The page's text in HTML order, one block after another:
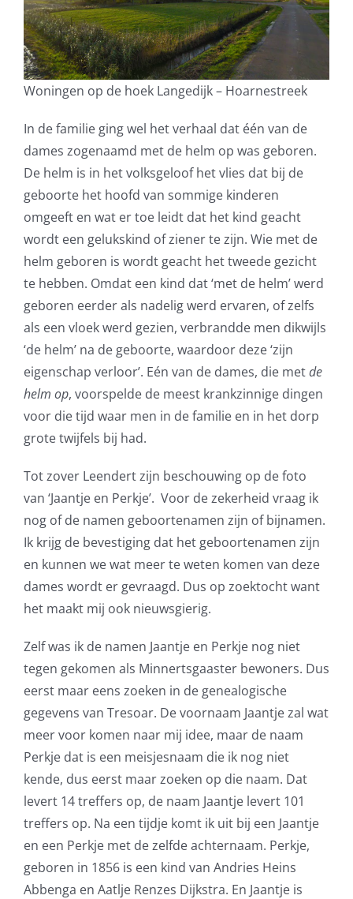
Woningen op de hoek Langedijk – Hoarnestreek
In de familie ging wel het verhaal dat één van de
dames zogenaamd met de helm op was geboren.
De helm is in het volksgeloof het vlies dat bij de
geboorte het hoofd van sommige kinderen
omgeeft en wat er toe leidt dat het kind geacht
wordt een gelukskind of ziener te zijn. Wie met de
helm geboren is wordt geacht het tweede gezicht
te hebben. Omdat een kind dat ‘met de helm’ werd
geboren eerder als nadelig werd ervaren, of zelfs
als een vloek werd gezien, verbrandde men dikwijls
‘de helm’ na de geboorte, waardoor deze ‘zijn
eigenschap verloor’. Eén van de dames, die metde
helm op, voorspelde de meest krankzinnige dingen
voor die tijd waar men in de familie en in het dorp
grote twijfels bij had.
Tot zover Leendert zijn beschouwing op de foto
van ‘Jaantje en Perkje’. Voor de zekerheid vraag ik
nog of de namen geboortenamen zijn of bijnamen.
Ik krijg de bevestiging dat het geboortenamen zijn
en kunnen we wat meer te weten komen van deze
dames wordt er gevraagd. Dus op zoektocht want
het maakt mij ook nieuwsgierig.
Zelf was ik de namen Jaantje en Perkje nog niet
tegen gekomen als Minnertsgaaster bewoners. Dus
eerst maar eens zoeken in de genealogische
gegevens van Tresoar. De voornaam Jaantje zal wat
meer voor komen naar mij idee, maar de naam
Perkje dat is een meisjesnaam die ik nog niet
kende, dus eerst maar zoeken op die naam. Dat
levert 14 treffers op, de naam Jaantje levert 101
treffers op. Na een tijdje komt ik uit bij een Jaantje
en een Perkje met de zelfde achternaam. Perkje,
geboren in 1856 is een kind van Andries Heins
Abbenga en Aatlje Renzes Dijkstra. En Jaantje is